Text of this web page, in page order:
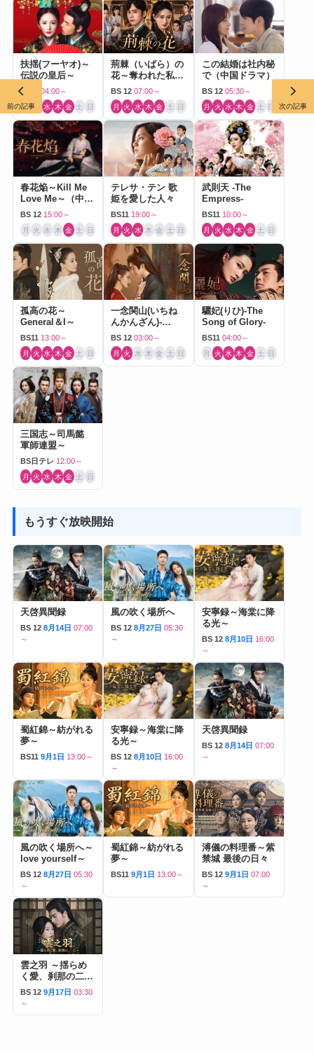
扶揺(フーヤオ)～
伝説の皇后～
BS11 04:00～
月 火 水 木 金 土 日
荊棘（いばら）の
花～奪われた私～
（中国ドラマ）
BS 12 07:00～
月 火 水 木 金 土 日
この結婚は社内秘
で（中国ドラマ）
BS 12 05:30～
月 火 水 木 金 土 日
春花焔～Kill Me
Love Me～（中国
ドラマ）
BS 12 15:00～
月 火 水 木 金 土 日
テレサ・テン 歌
姫を愛した人々
BS11 19:00～
月 火 水 木 金 土 日
武則天 -The
Empress-
BS11 10:00～
月 火 水 木 金 土 日
孤高の花～
General＆I～
BS11 13:00～
月 火 水 木 金 土 日
一念関山(いちね
んかんざん)-
Journey to Love-
BS 12 03:00～
月 火 水 木 金 土 日
驪妃(りひ)-The
Song of Glory-
BS11 04:00～
月 火 水 木 金 土 日
三国志～司馬懿
軍師連盟～
BS日テレ 12:00～
月 火 水 木 金 土 日
もうすぐ放映開始
天啓異聞録
BS 12 8月14日 07:00
～
風の吹く場所へ
BS 12 8月27日 05:30
～
安寧録～海棠に降
る光～
BS 12 8月10日 16:00
～
蜀紅錦～紡がれる
夢～
BS11 9月1日 13:00～
安寧録～海棠に降
る光～
BS 12 8月10日 16:00
～
天啓異聞録
BS 12 8月14日 07:00
～
風の吹く場所へ～
love yourself～
BS 12 8月27日 05:30
～
蜀紅錦～紡がれる
夢～
BS11 9月1日 13:00～
溥儀の料理番～紫
禁城 最後の日々
BS 12 9月1日 07:00
～
雲之羽 ～揺らめ
く愛、刹那の二人
～
BS 12 9月17日 03:30
～
前の記事 次の記事